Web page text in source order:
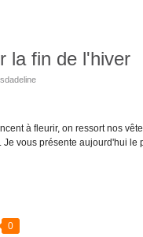
la fin de l'hiver
à fleurir, on ressort nos
vous présente aujourd'hui le
0